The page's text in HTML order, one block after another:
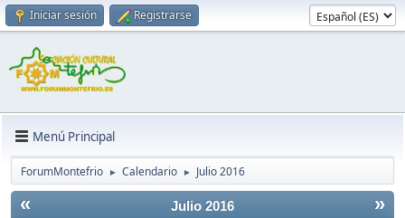
Iniciar sesión Registrarse
Menú Principal
ForumMontefrio ► Calendario ► Julio 2016
« »
Julio 2016